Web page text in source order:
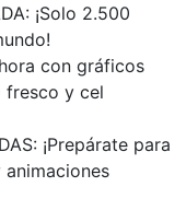
¡Solo 2.500
con gráficos
fresco y cel
¡Prepárate para